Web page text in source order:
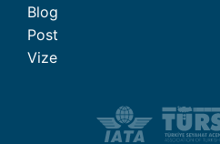
Blog
Post
Vize